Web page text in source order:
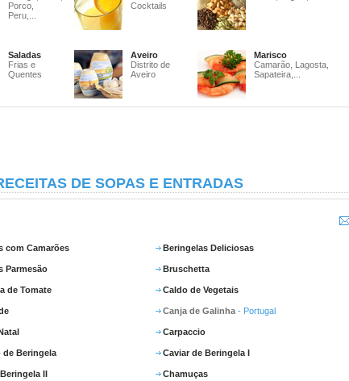
Porco,
Peru,...
Cocktails
Saladas
Frias e
Quentes
Aveiro
Distrito de
Aveiro
Marisco
Camarão, Lagosta,
Sapateira,...
DE SOPAS E ENTRADAS
com Camarões Beringelas Deliciosas
Parmesão Bruschetta
de Tomate Caldo de Vegetais
Canja de Galinha - Portugal
Carpaccio
de Beringela Caviar de Beringela I
II Chamuças